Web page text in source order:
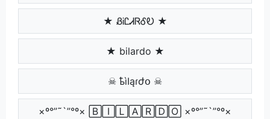
★ ᏰᎥᏝᏗᏒᎴᎧ ★
★ bilardo ★
☠ ҍìӀąɾժօ ☠
×º°”˜`”°º× 🄱🄸🄻🄰🅁🄳🄾 ×º°”˜`”°º×